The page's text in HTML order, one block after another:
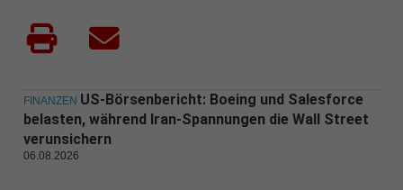
FINANZEN US-Börsenbericht: Boeing und Salesforce
belasten, während Iran-Spannungen die Wall Street
verunsichern
06.08.2026